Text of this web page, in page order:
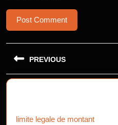
Post
navigation
PREVIOUS
Previous
limite legale de montant